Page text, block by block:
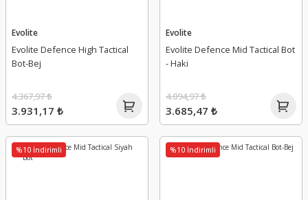
Evolite
Evolite Defence High Tactical
Bot-Bej
3.931,17 ₺
4.367,97 ₺
Evolite
Evolite Defence Mid Tactical Bot
- Haki
3.685,47 ₺
4.094,97 ₺
%10 İndirimli %10 İndirimli